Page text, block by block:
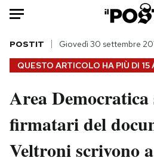
HOME
Italia
Politica
Tecnologia
QUESTO ARTICOLO HA PIÙ DI 15
POSTIT Giovedì 30 settembre
Area Democratica
firmatari del
Veltroni scrivono